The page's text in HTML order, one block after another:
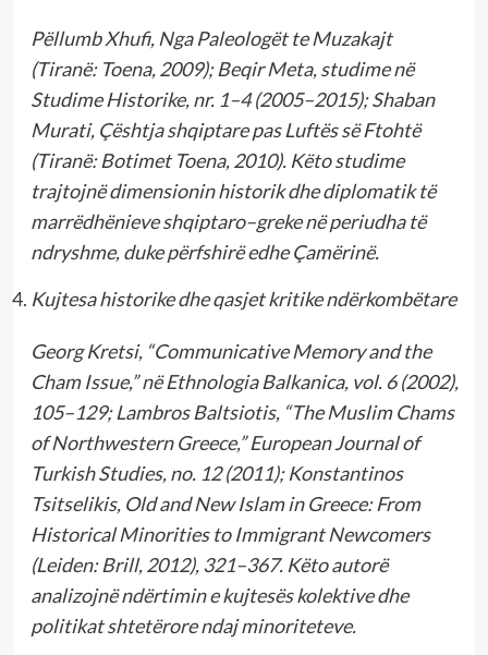
Pëllumb Xhufi, Nga Paleologët te Muzakajt
(Tiranë: Toena, 2009); Beqir Meta, studime në
Studime Historike, nr. 1–4 (2005–2015); Shaban
Murati, Çështja shqiptare pas Luftës së Ftohtë
(Tiranë: Botimet Toena, 2010). Këto studime
trajtojnë dimensionin historik dhe diplomatik të
marrëdhënieve shqiptaro–greke në periudha të
ndryshme, duke përfshirë edhe Çamërinë.
Kujtesa historike dhe qasjet kritike ndërkombëtare
Georg Kretsi, “Communicative Memory and the
Cham Issue,” në Ethnologia Balkanica, vol. 6 (2002),
105–129; Lambros Baltsiotis, “The Muslim Chams
of Northwestern Greece,” European Journal of
Turkish Studies, no. 12 (2011); Konstantinos
Tsitselikis, Old and New Islam in Greece: From
Historical Minorities to Immigrant Newcomers
(Leiden: Brill, 2012), 321–367. Këto autorë
analizojnë ndërtimin e kujtesës kolektive dhe
politikat shtetërore ndaj minoriteteve.